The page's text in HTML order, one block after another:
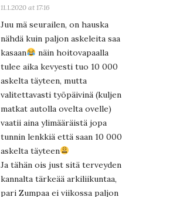
11.1.2020 at 17:16
Juu mä seurailen, on hauska
nähdä kuin paljon askeleita saa
kasaan
näin hoitovapaalla
tulee aika kevyesti tuo 10 000
askelta täyteen, mutta
valitettavasti työpäivinä (kuljen
matkat autolla ovelta ovelle)
vaatii aina ylimääräistä jopa
tunnin lenkkiä että saan 10 000
askelta täyteen
Ja tähän ois just sitä terveyden
kannalta tärkeää arkiliikuntaa,
pari Zumpaa ei viikossa paljon